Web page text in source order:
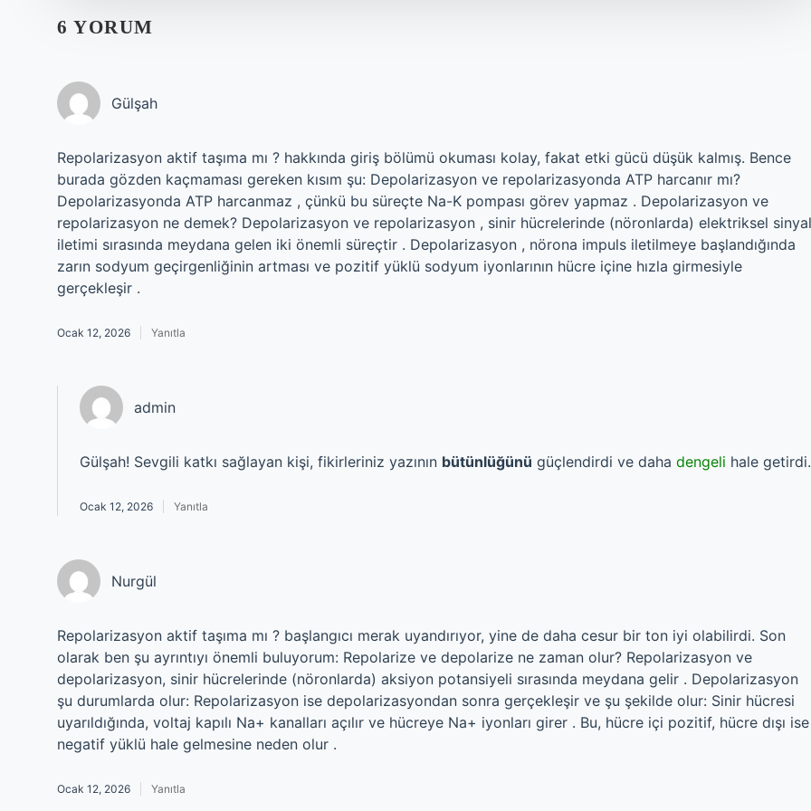
6 YORUM
Gülşah
Repolarizasyon aktif taşıma mı ? hakkında giriş bölümü okuması kolay, fakat etki gücü düşük kalmış. Bence
burada gözden kaçmaması gereken kısım şu: Depolarizasyon ve repolarizasyonda ATP harcanır mı?
Depolarizasyonda ATP harcanmaz , çünkü bu süreçte Na-K pompası görev yapmaz . Depolarizasyon ve
repolarizasyon ne demek? Depolarizasyon ve repolarizasyon , sinir hücrelerinde (nöronlarda) elektriksel sinyal
iletimi sırasında meydana gelen iki önemli süreçtir . Depolarizasyon , nörona impuls iletilmeye başlandığında
zarın sodyum geçirgenliğinin artması ve pozitif yüklü sodyum iyonlarının hücre içine hızla girmesiyle
gerçekleşir .
Ocak 12, 2026 Yanıtla
admin
Gülşah! Sevgili katkı sağlayan kişi, fikirleriniz yazının bütünlüğünü güçlendirdi ve daha dengeli hale getirdi.
Ocak 12, 2026 Yanıtla
Nurgül
Repolarizasyon aktif taşıma mı ? başlangıcı merak uyandırıyor, yine de daha cesur bir ton iyi olabilirdi. Son
olarak ben şu ayrıntıyı önemli buluyorum: Repolarize ve depolarize ne zaman olur? Repolarizasyon ve
depolarizasyon, sinir hücrelerinde (nöronlarda) aksiyon potansiyeli sırasında meydana gelir . Depolarizasyon
şu durumlarda olur: Repolarizasyon ise depolarizasyondan sonra gerçekleşir ve şu şekilde olur: Sinir hücresi
uyarıldığında, voltaj kapılı Na+ kanalları açılır ve hücreye Na+ iyonları girer . Bu, hücre içi pozitif, hücre dışı ise
negatif yüklü hale gelmesine neden olur .
Ocak 12, 2026 Yanıtla